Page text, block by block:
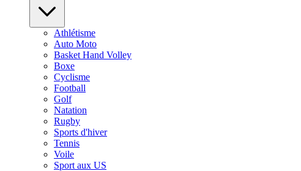
Athlétisme
Auto Moto
Basket Hand Volley
Boxe
Cyclisme
Football
Golf
Natation
Rugby
Sports d'hiver
Tennis
Voile
Sport aux US